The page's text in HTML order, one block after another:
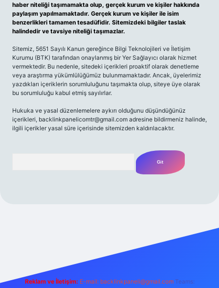
haber niteliği taşımamakta olup, gerçek kurum ve kişiler hakkında
paylaşım yapılmamaktadır. Gerçek kurum ve kişiler ile isim
benzerlikleri tamamen tesadüfidir. Sitemizdeki bilgiler taslak
halindedir ve tavsiye niteliği taşımazlar.
Sitemiz, 5651 Sayılı Kanun gereğince Bilgi Teknolojileri ve İletişim
Kurumu (BTK) tarafından onaylanmış bir Yer Sağlayıcı olarak hizmet
vermektedir. Bu nedenle, sitedeki içerikleri proaktif olarak denetleme
veya araştırma yükümlülüğümüz bulunmamaktadır. Ancak, üyelerimiz
yazdıkları içeriklerin sorumluluğunu taşımakta olup, siteye üye olarak
bu sorumluluğu kabul etmiş sayılırlar.
Hukuka ve yasal düzenlemelere aykırı olduğunu düşündüğünüz
içerikleri, backlinkpanelicomtr@gmail.com adresine bildirmeniz halinde,
ilgili içerikler yasal süre içerisinde sitemizden kaldırılacaktır.
Reklam ve İletişim: E-mail: backlinkpaneli@gmail.com Teams: